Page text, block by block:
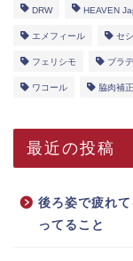
DRW HEAVEN
エメフィール セ
フェリシモ ブラ
ワコール 脇肉補
最近の投稿
後ろ姿で疲れ
ってること